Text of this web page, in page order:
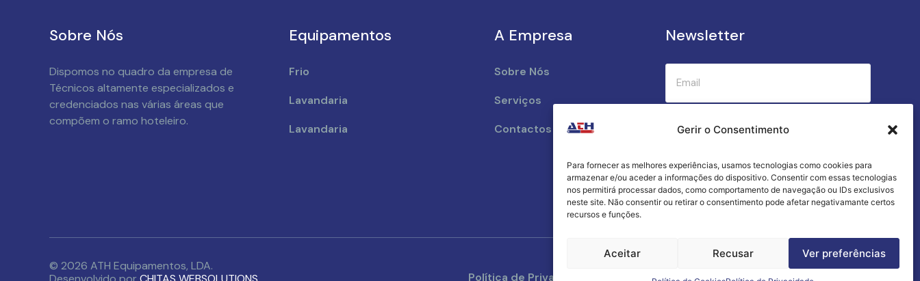
Gerir o Consentimento
Para fornecer as melhores experiências, usamos tecnologias como cookies para
armazenar e/ou aceder a informações do dispositivo. Consentir com essas tecnologias
nos permitirá processar dados, como comportamento de navegação ou IDs exclusivos
neste site. Não consentir ou retirar o consentimento pode afetar negativamante certos
recursos e funções.
Aceitar Recusar Ver preferências
Sobre Nós
Dispomos no quadro da empresa de
Técnicos altamente especializados e
credenciados nas várias áreas que
compõem o ramo hoteleiro.
Equipamentos
Frio
Lavandaria
Lavandaria
A Empresa
Sobre Nós
Serviços
Contactos
Newsletter
Submeter
Criamos a cozinha perfeita para o seu
sucesso gastronómico!
© 2026 ATH Equipamentos, LDA.
Política de Privacidade Termos e Condições Livro de Reclamações